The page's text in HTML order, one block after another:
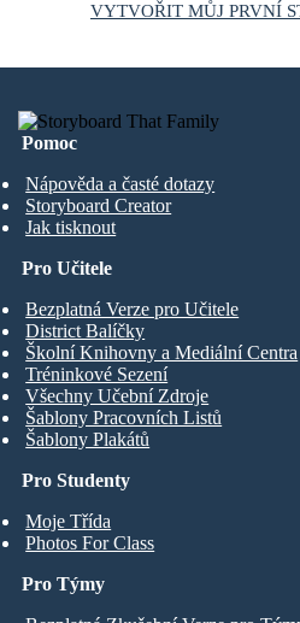
VYTVOŘIT MŮJ PRVNÍ
Pomoc
Nápověda a časté dotazy
Storyboard Creator
Jak tisknout
Pro Studenty
Moje Třída
Photos For Class
Pro Učitele
Bezplatná Verze pro Učitele
District Balíčky
Školní Knihovny a Mediální Centra
Tréninkové Sezení
Všechny Učební Zdroje
Šablony Pracovních Listů
Šablony Plakátů
Pro Týmy